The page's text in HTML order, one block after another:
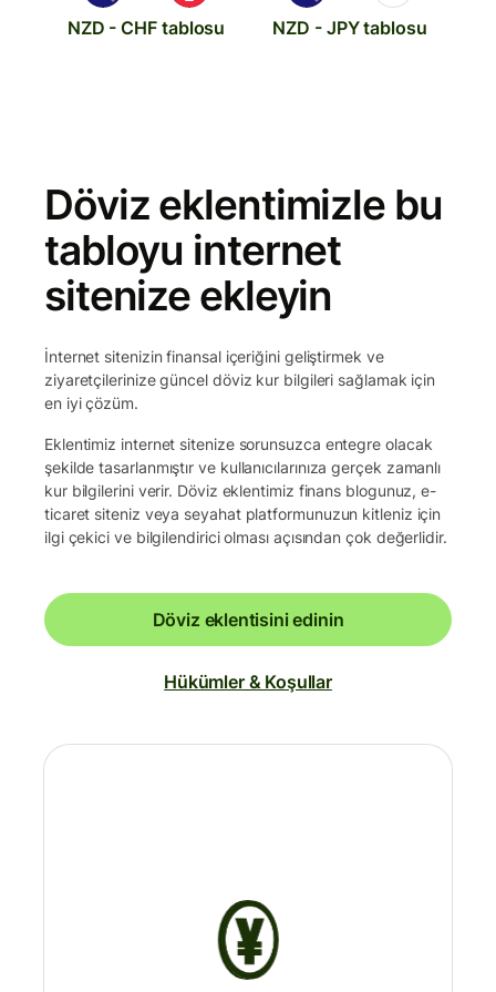
NZD - CHF tablosu NZD - JPY tablosu
Döviz eklentimizle bu
tabloyu internet
sitenize ekleyin
İnternet sitenizin finansal içeriğini geliştirmek ve
ziyaretçilerinize güncel döviz kur bilgileri sağlamak için
en iyi çözüm.
Eklentimiz internet sitenize sorunsuzca entegre olacak
şekilde tasarlanmıştır ve kullanıcılarınıza gerçek zamanlı
kur bilgilerini verir. Döviz eklentimiz finans blogunuz, e-
ticaret siteniz veya seyahat platformunuzun kitleniz için
ilgi çekici ve bilgilendirici olması açısından çok değerlidir.
Döviz eklentisini edinin
Hükümler & Koşullar